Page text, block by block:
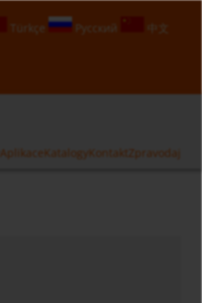
Türkçe Русский
中文
AplikaceKatalogyKontaktZpravodaj